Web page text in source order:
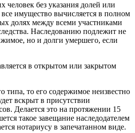
человек без указания долей или
имущество вычисляется в полном
долях между всеми участниками
Наследованию подлежит не
но и долги умершего, если
в открытом или закрытом
типа, то его содержимое неизвестно
вскрыт в присутствии
Делается это на протяжении 15
такое завещание наследодателем
нотариусу в запечатанном виде.